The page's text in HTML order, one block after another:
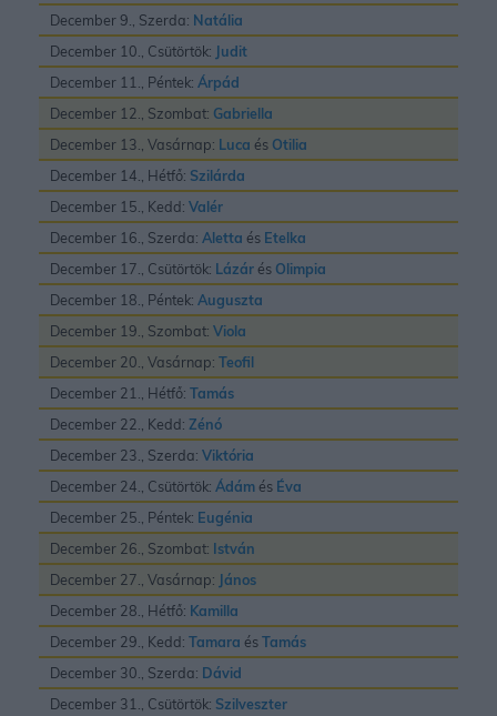
December 9., Szerda: Natália
December 10., Csütörtök: Judit
December 11., Péntek: Árpád
December 12., Szombat: Gabriella
December 13., Vasárnap: Luca és Otilia
December 14., Hétfő: Szilárda
December 15., Kedd: Valér
December 16., Szerda: Aletta és Etelka
December 17., Csütörtök: Lázár és Olimpia
December 18., Péntek: Auguszta
December 19., Szombat: Viola
December 20., Vasárnap: Teofil
December 21., Hétfő: Tamás
December 22., Kedd: Zénó
December 23., Szerda: Viktória
December 24., Csütörtök: Ádám és Éva
December 25., Péntek: Eugénia
December 26., Szombat: István
December 27., Vasárnap: János
December 28., Hétfő: Kamilla
December 29., Kedd: Tamara ésTamás
December 30., Szerda: Dávid
December 31., Csütörtök: Szilveszter